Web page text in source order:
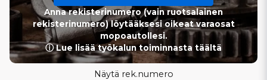
Anna rekisterinumero (vain ruotsalainen
rekisterinumero) löytääksesi oikeat varaosat
mopoautollesi.
ⓘ Lue lisää työkalun toiminnasta täältä
Näytä rek.numero